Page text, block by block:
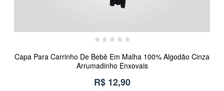
Capa Para Carrinho De Bebê Em Malha 100% Algodão Cinza
Arrumadinho Enxovais
R$ 12,90